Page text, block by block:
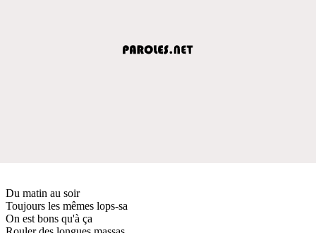
Du matin au soir
Toujours les mêmes lops-sa
On est bons qu'à ça